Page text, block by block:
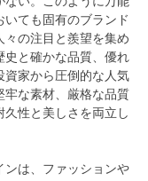
ても固有のブランド
の注目と羨望を集め
史と確かな品質、優れ
資家から圧倒的な人気
牢な素材、厳格な品質
性と美しさを両立し
ンは、ファッションや